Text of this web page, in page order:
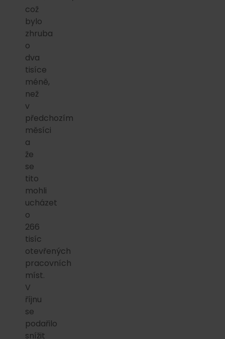
což
bylo
zhruba
o
dva
tisíce
méně,
než
v
předchozím
měsíci
a
že
se
tito
mohli
ucházet
o
266
tisíc
otevřených
pracovních
míst.
V
říjnu
se
podařilo
snížit